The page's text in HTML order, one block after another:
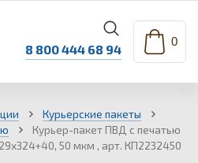
8 800 444 68 94 0
Курьерские пакеты
Курьер-пакет ПВД с печатью
50 мкм , арт. КП2232450